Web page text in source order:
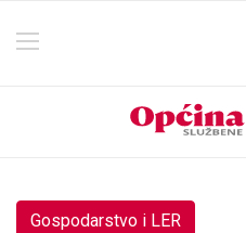
Gospodarstvo i LER